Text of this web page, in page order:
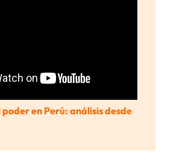
poder en Perú: análisis desde